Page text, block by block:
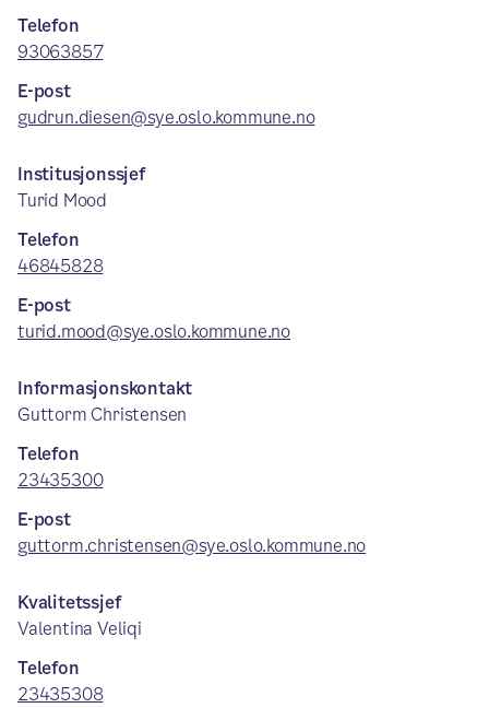
Telefon
93063857
E-post
gudrun.diesen@sye.oslo.kommune.no
Institusjonssjef
Turid Mood
Telefon
46845828
E-post
turid.mood@sye.oslo.kommune.no
Informasjonskontakt
Guttorm Christensen
Telefon
23435300
E-post
guttorm.christensen@sye.oslo.kommune.no
Kvalitetssjef
Valentina Veliqi
Telefon
23435308